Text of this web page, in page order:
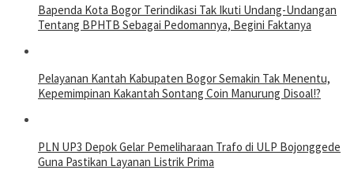
Bapenda Kota Bogor Terindikasi Tak Ikuti Undang-Undangan
Tentang BPHTB Sebagai Pedomannya, Begini Faktanya
Pelayanan Kantah Kabupaten Bogor Semakin Tak Menentu,
Kepemimpinan Kakantah Sontang Coin Manurung Disoal!?
PLN UP3 Depok Gelar Pemeliharaan Trafo di ULP Bojonggede
Guna Pastikan Layanan Listrik Prima